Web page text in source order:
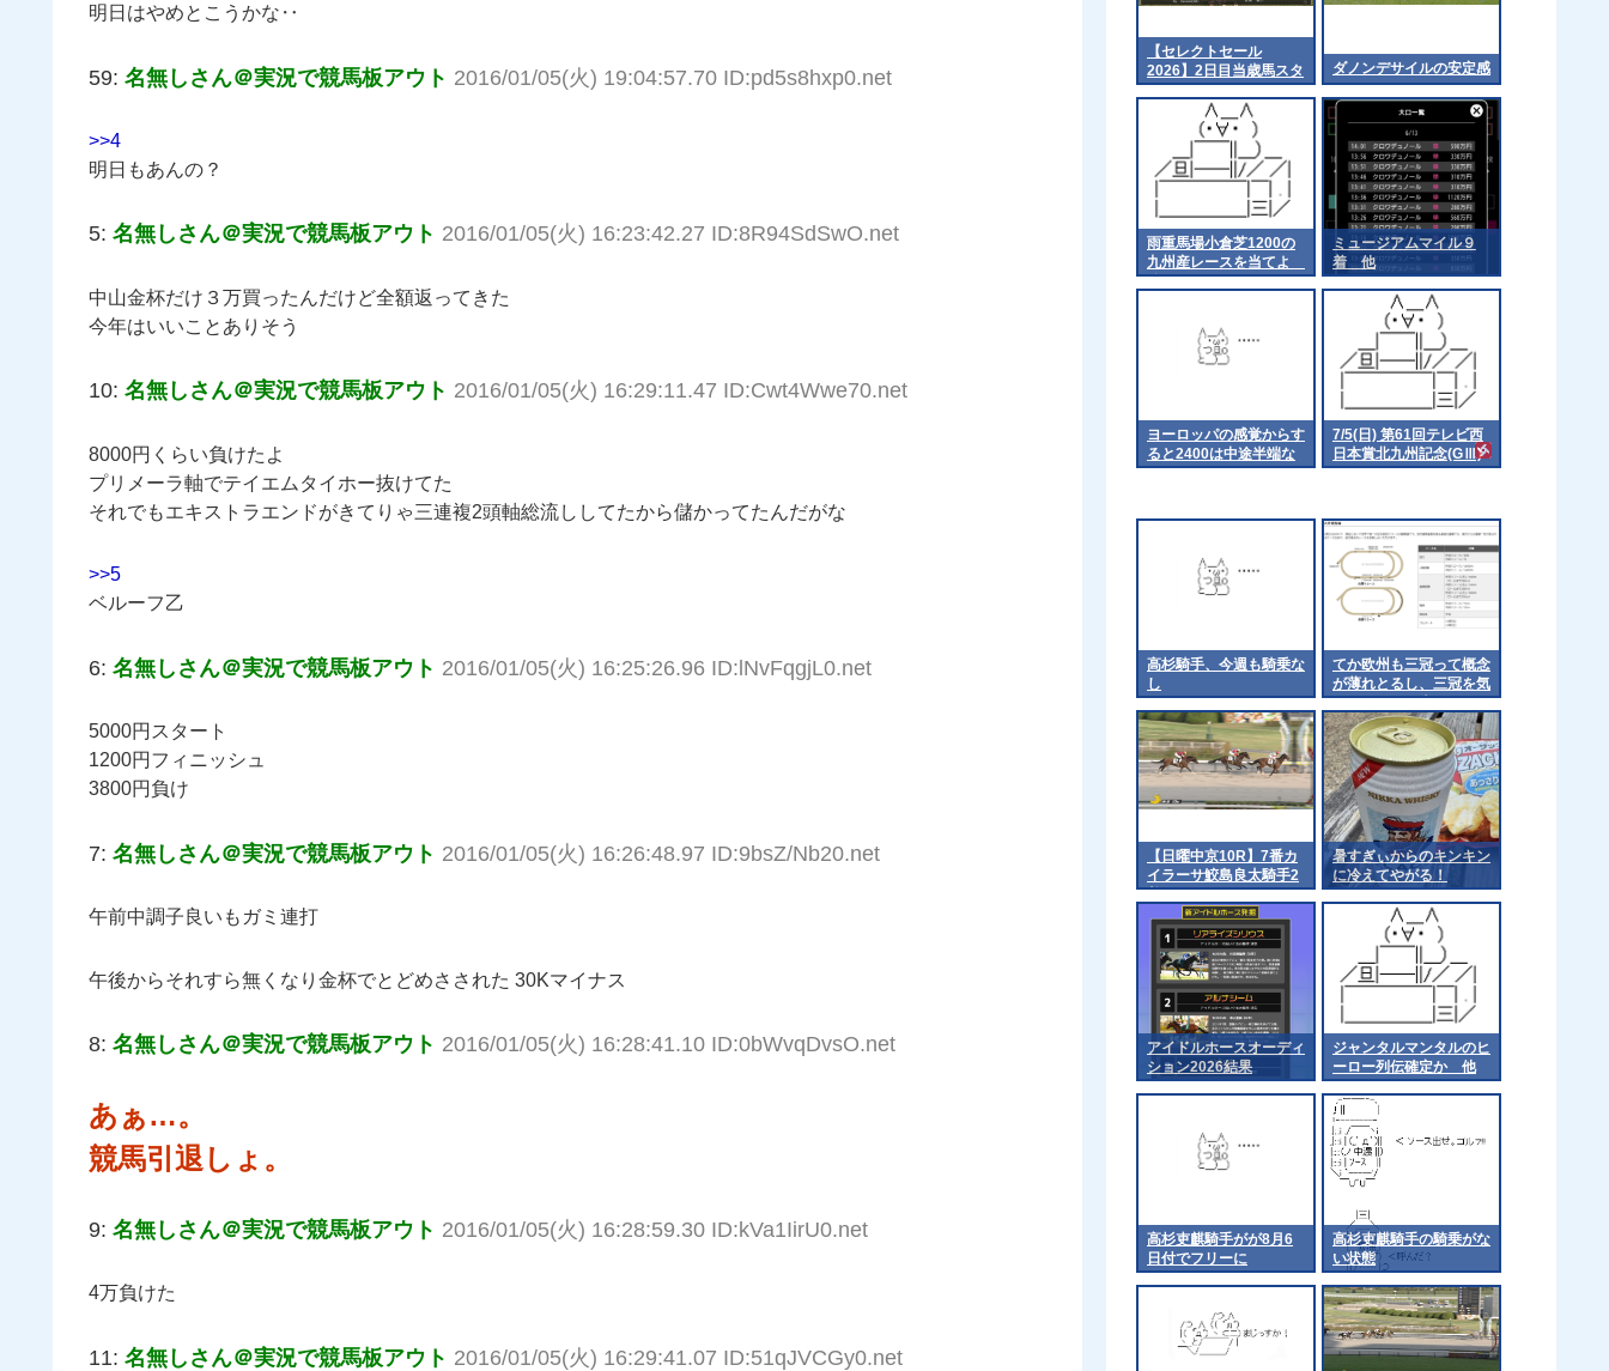
明日はやめとこうかな‥
59: 名無しさん＠実況で競馬板アウト 2016/01/05(火) 19:04:57.70 ID:pd5s8hxp0.net
>>4
明日もあんの？
5: 名無しさん＠実況で競馬板アウト 2016/01/05(火) 16:23:42.27 ID:8R94SdSwO.net
中山金杯だけ３万買ったんだけど全額返ってきた
今年はいいことありそう
10: 名無しさん＠実況で競馬板アウト 2016/01/05(火) 16:29:11.47 ID:Cwt4Wwe70.net
8000円くらい負けたよ
プリメーラ軸でテイエムタイホー抜けてた
それでもエキストラエンドがきてりゃ三連複2頭軸総流ししてたから儲かってたんだがな
>>5
ベルーフ乙
6: 名無しさん＠実況で競馬板アウト 2016/01/05(火) 16:25:26.96 ID:lNvFqgjL0.net
5000円スタート
1200円フィニッシュ
3800円負け
7: 名無しさん＠実況で競馬板アウト 2016/01/05(火) 16:26:48.97 ID:9bsZ/Nb20.net
午前中調子良いもガミ連打
午後からそれすら無くなり金杯でとどめさされた 30Kマイナス
8: 名無しさん＠実況で競馬板アウト 2016/01/05(火) 16:28:41.10 ID:0bWvqDvsO.net
あぁ…。
競馬引退しょ。
9: 名無しさん＠実況で競馬板アウト 2016/01/05(火) 16:28:59.30 ID:kVa1IirU0.net
4万負けた
11: 名無しさん＠実況で競馬板アウト 2016/01/05(火) 16:29:41.07 ID:51qJVCGy0.net
【セレクトセール
2026】2日目当歳馬スタ
ート
ダノンデサイルの安定感
雨重馬場小倉芝1200の
九州産レースを当てよ
他
ミュージアムマイル９
着 他
ヨーロッパの感覚からす
ると2400は中途半端な
のかな
7/5(日) 第61回テレビ西
日本賞北九州記念(GⅢ)
part3
高杉騎手、今週も騎乗な
し
てか欧州も三冠って概念
が薄れとるし、三冠を気
にするのは日本くらいに
なるんやろか 他
【日曜中京10R】7番カ
イラーサ鮫島良太騎手2
着
暑すぎぃからのキンキン
に冷えてやがる！
アイドルホースオーディ
ション2026結果
ジャンタルマンタルのヒ
ーロー列伝確定か 他
高杉吏麒騎手がが8月6
日付でフリーに
高杉吏麒騎手の騎乗がな
い状態